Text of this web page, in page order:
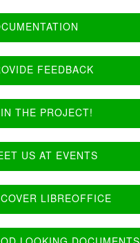
FEEDBACK
THE PROJECT!
US AT EVENTS
LIBREOFFICE